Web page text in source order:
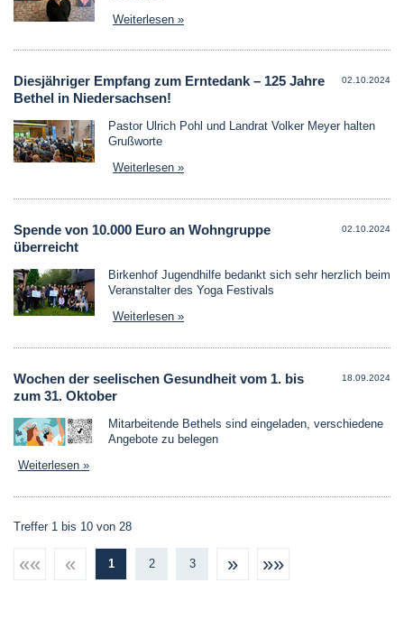
Weiterlesen »
02.10.2024
Diesjähriger Empfang zum Erntedank – 125 Jahre
Bethel in Niedersachsen!
Pastor Ulrich Pohl und Landrat Volker Meyer halten
Grußworte
Weiterlesen »
02.10.2024
Spende von 10.000 Euro an Wohngruppe
überreicht
Birkenhof Jugendhilfe bedankt sich sehr herzlich beim
Veranstalter des Yoga Festivals
Weiterlesen »
18.09.2024
Wochen der seelischen Gesundheit vom 1. bis
zum 31. Oktober
Mitarbeitende Bethels sind eingeladen, verschiedene
Angebote zu belegen
Weiterlesen »
Treffer 1 bis 10 von 28
«« « 1 2 3 » »»